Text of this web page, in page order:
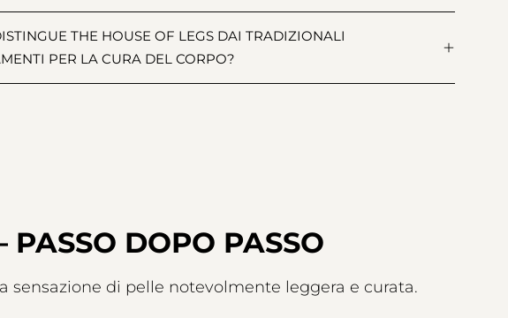
THE HOUSE OF LEGS DAI TRADIZIONALI
PER LA CURA DEL CORPO?
PASSO DOPO PASSO
di pelle notevolmente leggera e curata.